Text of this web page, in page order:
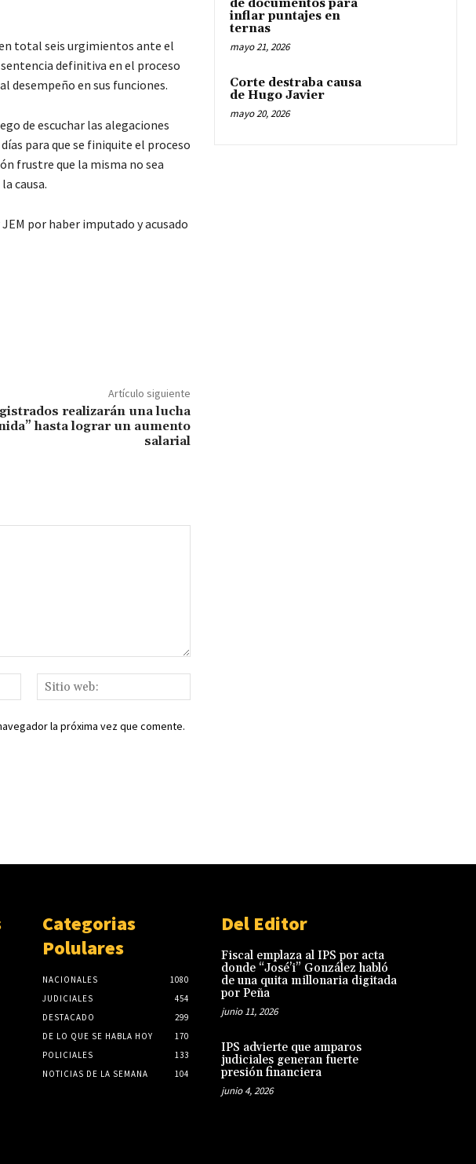
total seis urgimientos ante el
definitiva en el proceso
desempeño en sus funciones.
de escuchar las alegaciones
para que se finiquite el proceso
frustre que la misma no sea
causa.
por haber imputado y acusado
Artículo siguiente
realizarán una lucha
hasta lograr un aumento
salarial
Correo
electrónico:*
web:
la próxima vez que comente.
de documentos para
inflar puntajes en
ternas
mayo 21, 2026
Corte destraba causa
de Hugo Javier
mayo 20, 2026
Categorias
Polulares
NACIONALES
1080
JUDICIALES
454
DESTACADO
299
DE LO QUE SE HABLA HOY
170
POLICIALES
133
NOTICIAS DE LA SEMANA
104
Del Editor
Fiscal emplaza al IPS por acta
donde “José’i” González habló
de una quita millonaria digitada
por Peña
junio 11, 2026
IPS advierte que amparos
judiciales generan fuerte
presión financiera
junio 4, 2026